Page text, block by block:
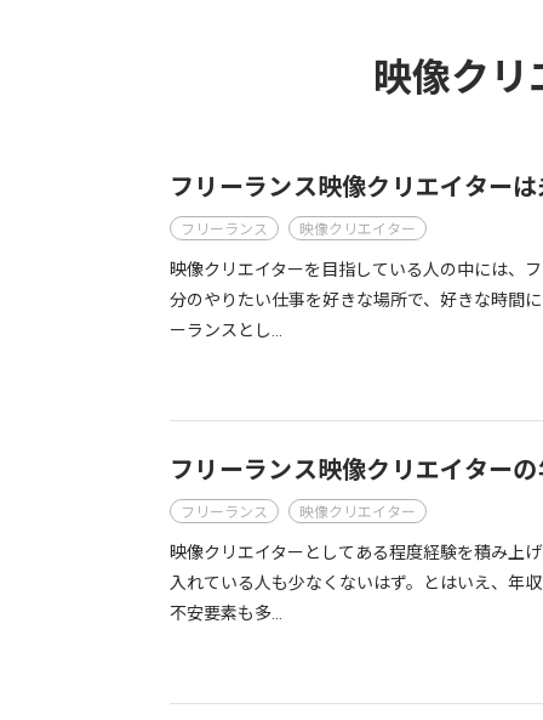
映像クリ
フリーランス映像クリエイター
フリーランス 映像クリエイター
映像クリエイターを目指している人の中には、
分のやりたい仕事を好きな場所で、好きな時間
ーランスとし…
フリーランス映像クリエイター
フリーランス 映像クリエイター
映像クリエイターとしてある程度経験を積み上
入れている人も少なくないはず。とはいえ、年
不安要素も多…